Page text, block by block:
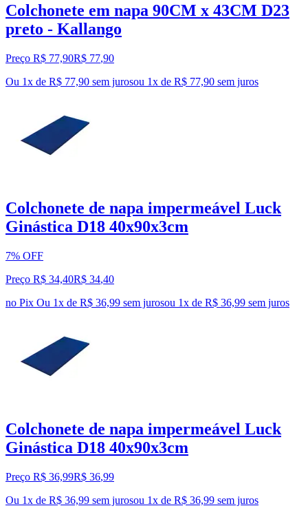
Colchonete em napa 90CM x 43CM D23
preto - Kallango
Preço R$ 77,90R$ 77,90
Ou 1x de R$ 77,90 sem jurosou 1x de R$ 77,90 sem juros
Colchonete de napa impermeável Luck
Ginástica D18 40x90x3cm
7% OFF
Preço R$ 34,40R$ 34,40
no Pix Ou 1x de R$ 36,99 sem jurosou 1x de R$ 36,99 sem juros
Colchonete de napa impermeável Luck
Ginástica D18 40x90x3cm
Preço R$ 36,99R$ 36,99
Ou 1x de R$ 36,99 sem jurosou 1x de R$ 36,99 sem juros